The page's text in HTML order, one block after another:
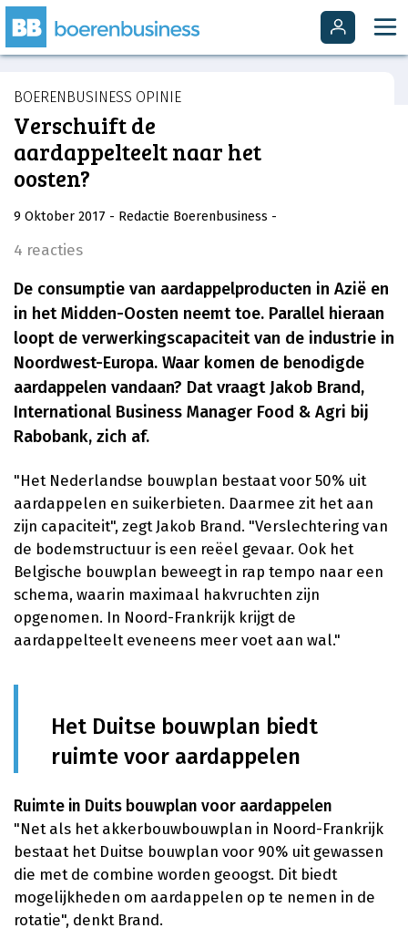
BOERENBUSINESS OPINIE
Verschuift de
aardappelteelt naar het
oosten?
9 Oktober 2017 - Redactie Boerenbusiness -
4 reacties
De consumptie van aardappelproducten in Azië en
in het Midden-Oosten neemt toe. Parallel hieraan
loopt de verwerkingscapaciteit van de industrie in
Noordwest-Europa. Waar komen de benodigde
aardappelen vandaan? Dat vraagt Jakob Brand,
International Business Manager Food & Agri bij
Rabobank, zich af.
"Het Nederlandse bouwplan bestaat voor 50% uit
aardappelen en suikerbieten. Daarmee zit het aan
zijn capaciteit", zegt Jakob Brand. "Verslechtering van
de bodemstructuur is een reëel gevaar. Ook het
Belgische bouwplan beweegt in rap tempo naar een
schema, waarin maximaal hakvruchten zijn
opgenomen. In Noord-Frankrijk krijgt de
aardappelteelt eveneens meer voet aan wal."
Het Duitse bouwplan biedt
ruimte voor aardappelen
Ruimte in Duits bouwplan voor aardappelen
"Net als het akkerbouwbouwplan in Noord-Frankrijk
bestaat het Duitse bouwplan voor 90% uit gewassen
die met de combine worden geoogst. Dit biedt
mogelijkheden om aardappelen op te nemen in de
rotatie", denkt Brand.